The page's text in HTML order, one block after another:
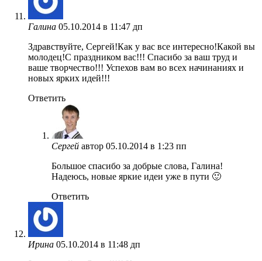
Галина 05.10.2014 в 11:47 дп
Здравствуйте, Сергей!Как у вас все интересно!Какой вы
молодец!С праздником вас!!! Спасибо за ваш труд и
ваше творчество!!! Успехов вам во всех начинаниях и
новых ярких идей!!!
Ответить
Сергей автор 05.10.2014 в 1:23 пп
Большое спасибо за добрые слова, Галина!
Надеюсь, новые яркие идеи уже в пути 🙂
Ответить
Ирина 05.10.2014 в 11:48 дп